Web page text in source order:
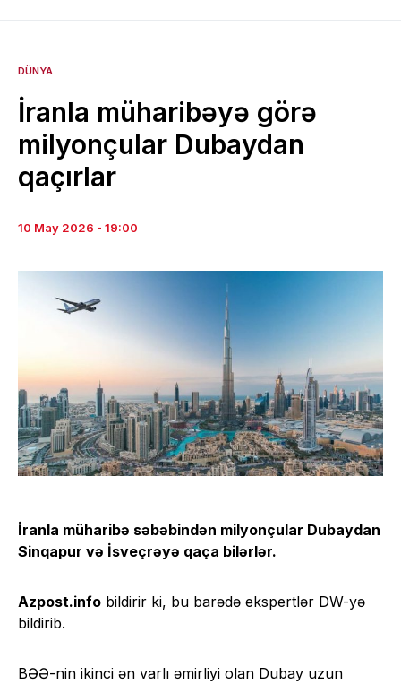
DÜNYA
İranla müharibəyə görə
milyonçular Dubaydan
qaçırlar
10 May 2026 - 19:00
İranla müharibə səbəbindən milyonçular Dubaydan
Sinqapur və İsveçrəyə qaça bilərlər.
Azpost.info bildirir ki, bu barədə ekspertlər DW-yə
bildirib.
BƏƏ-nin ikinci ən varlı əmirliyi olan Dubay uzun